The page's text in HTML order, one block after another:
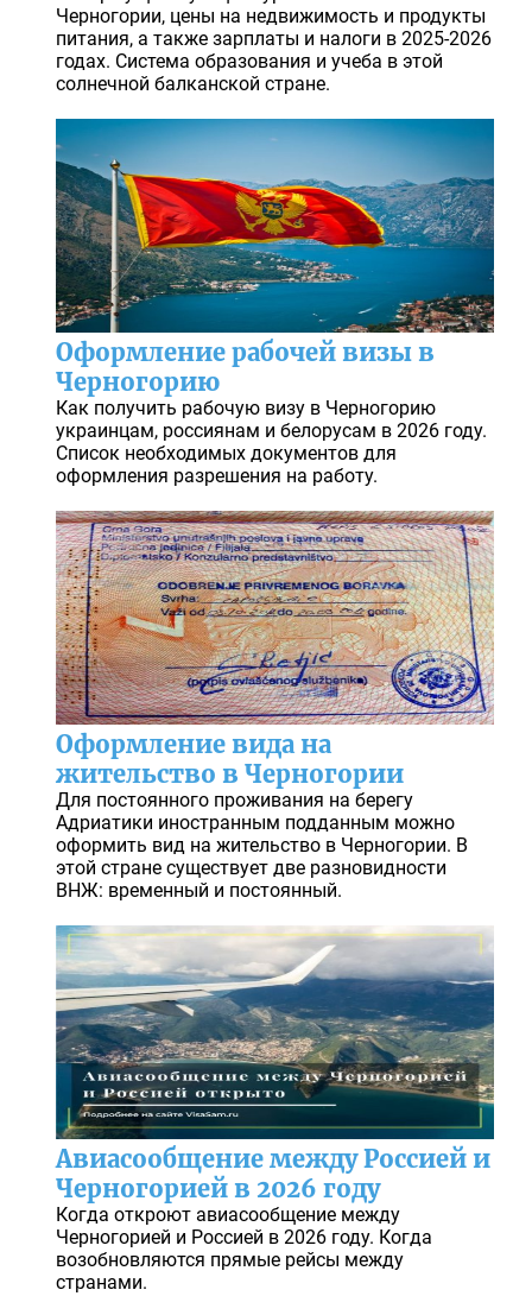
Черногории, цены на недвижимость и продукты
питания, а также зарплаты и налоги в 2025-2026
годах. Система образования и учеба в этой
солнечной балканской стране.
Оформление рабочей визы в
Черногорию
Как получить рабочую визу в Черногорию
украинцам, россиянам и белорусам в 2026 году.
Список необходимых документов для
оформления разрешения на работу.
Оформление вида на
жительство в Черногории
Для постоянного проживания на берегу
Адриатики иностранным подданным можно
оформить вид на жительство в Черногории. В
этой стране существует две разновидности
ВНЖ: временный и постоянный.
Авиасообщение между Россией и
Черногорией в 2026 году
Когда откроют авиасообщение между
Черногорией и Россией в 2026 году. Когда
возобновляются прямые рейсы между
странами.